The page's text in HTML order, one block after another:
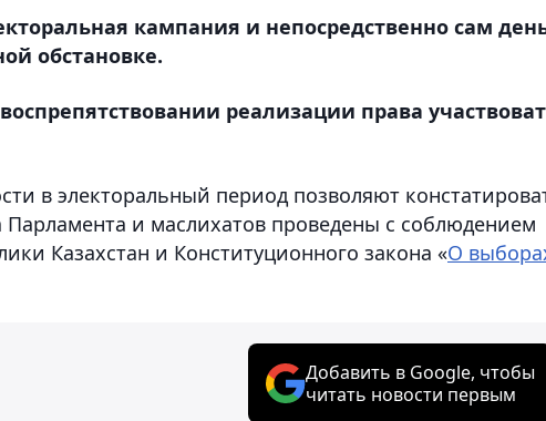
кампания и непосредственно сам
обстановке.
реализации права
в электоральный период позволяют
и маслихатов проведены с соблюдением
Казахстан и Конституционного закона «О
Добавить в Google, чтобы
читать новости первым